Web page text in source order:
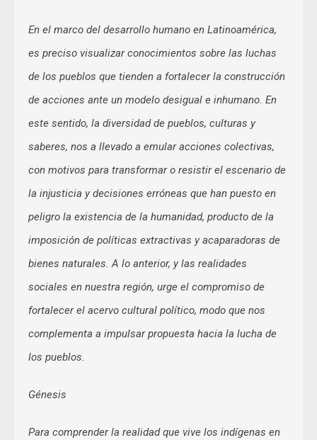
En el marco del desarrollo humano en Latinoamérica,
es preciso visualizar conocimientos sobre las luchas
de los pueblos que tienden a fortalecer la construcción
de acciones ante un modelo desigual e inhumano. En
este sentido, la diversidad de pueblos, culturas y
saberes, nos a llevado a emular acciones colectivas,
con motivos para transformar o resistir el escenario de
la injusticia y decisiones erróneas que han puesto en
peligro la existencia de la humanidad, producto de la
imposición de políticas extractivas y acaparadoras de
bienes naturales. A lo anterior, y las realidades
sociales en nuestra región, urge el compromiso de
fortalecer el acervo cultural político, modo que nos
complementa a impulsar propuesta hacia la lucha de
los pueblos.
Génesis
Para comprender la realidad que vive los indígenas en